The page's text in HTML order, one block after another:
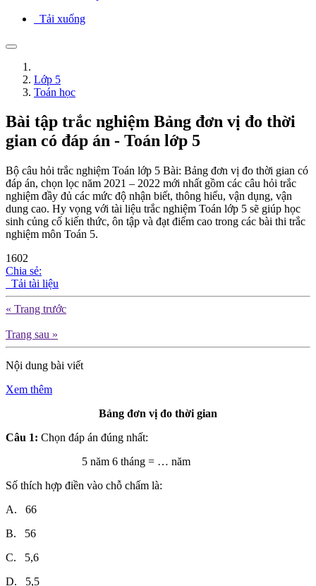
Tải xuống
Lớp 5
Toán học
Bài tập trắc nghiệm Bảng đơn vị đo thời
gian có đáp án - Toán lớp 5
Bộ câu hỏi trắc nghiệm Toán lớp 5 Bài: Bảng đơn vị đo thời gian có
đáp án, chọn lọc năm 2021 – 2022 mới nhất gồm các câu hỏi trắc
nghiệm đầy đủ các mức độ nhận biết, thông hiểu, vận dụng, vận
dung cao. Hy vọng với tài liệu trắc nghiệm Toán lớp 5 sẽ giúp học
sinh củng cố kiến thức, ôn tập và đạt điểm cao trong các bài thi trắc
nghiệm môn Toán 5.
1602
Chia sẻ:
Tải tài liệu
« Trang trước
Trang sau »
Nội dung bài viết
Xem thêm
Bảng đơn vị đo thời gian
Câu 1: Chọn đáp án đúng nhất:
5 năm 6 tháng = … năm
Số thích hợp điền vào chỗ chấm là:
A. 66
B. 56
C. 5,6
D. 5,5